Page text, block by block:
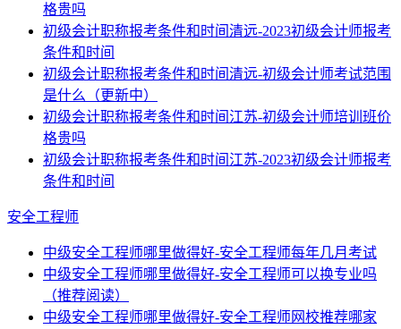
格贵吗
初级会计职称报考条件和时间清远-2023初级会计师报考
条件和时间
初级会计职称报考条件和时间清远-初级会计师考试范围
是什么（更新中）
初级会计职称报考条件和时间江苏-初级会计师培训班价
格贵吗
初级会计职称报考条件和时间江苏-2023初级会计师报考
条件和时间
安全工程师
中级安全工程师哪里做得好-安全工程师每年几月考试
中级安全工程师哪里做得好-安全工程师可以换专业吗
（推荐阅读）
中级安全工程师哪里做得好-安全工程师网校推荐哪家